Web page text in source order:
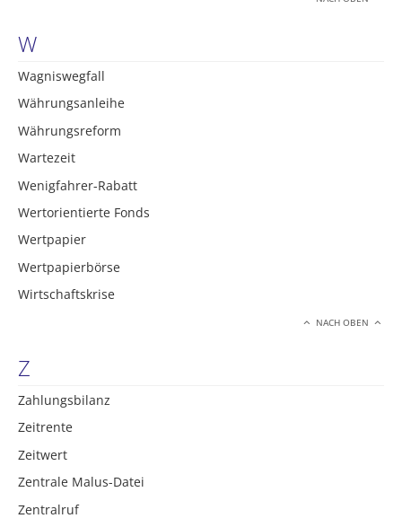
W
Wagniswegfall
Währungsanleihe
Währungsreform
Wartezeit
Wenigfahrer-Rabatt
Wertorientierte Fonds
Wertpapier
Wertpapierbörse
Wirtschaftskrise
NACH OBEN
Z
Zahlungsbilanz
Zeitrente
Zeitwert
Zentrale Malus-Datei
Zentralruf